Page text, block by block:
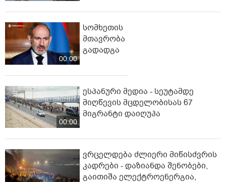
00:00
სომხეთის
მთავრობა
გადადგა
00:00
ესპანური მედია - სეუტამდე
მიღწევის მცდელობისას 67
მიგრანტი დაიღუპა
ვრცელდება ძლიერი მიწისძვრის
კადრები - დაზიანდა შენობები,
გაითიშა ელექტროენერგია,